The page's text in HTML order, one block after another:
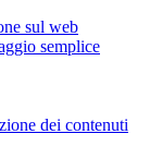
sul web
semplice
dei contenuti